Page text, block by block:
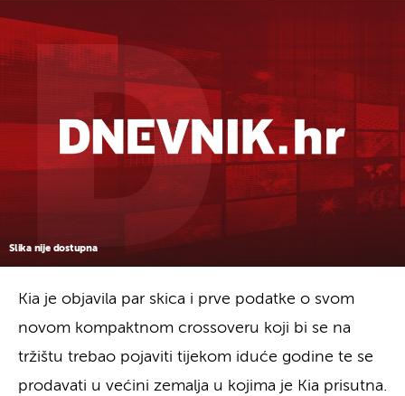
Slika nije dostupna
Kia je objavila par skica i prve podatke o svom
novom kompaktnom crossoveru koji bi se na
tržištu trebao pojaviti tijekom iduće godine te se
prodavati u većini zemalja u kojima je Kia prisutna.